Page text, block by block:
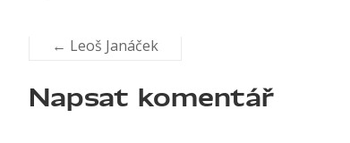
← Leoš Janáček
Napsat komentář